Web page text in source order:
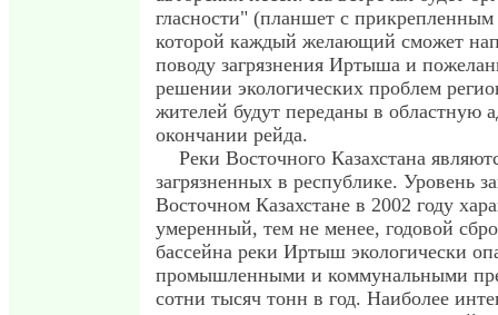
гласности" (планшет с
которой каждый желающий сможет
поводу загрязнения Иртыша и
решении экологических проблем
жителей будут переданы в областную
окончании рейда.
Реки Восточного Казахстана
загрязненных в республике. Уровень
Восточном Казахстане в 2002 году
умеренный, тем не менее, годовой
бассейна реки Иртыш экологически
промышленными и коммунальными
сотни тысяч тонн в год. Наиболее